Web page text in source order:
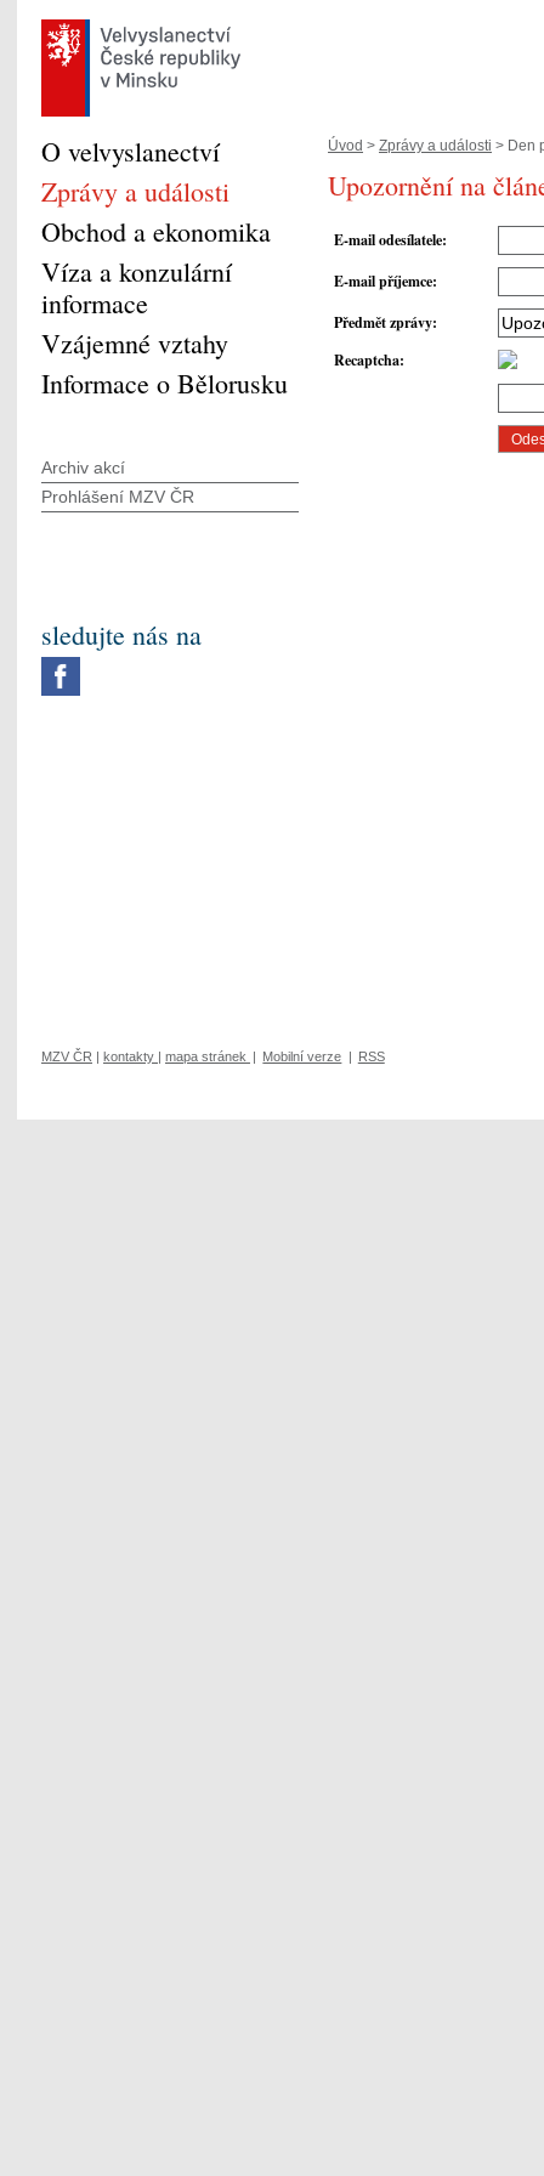
Úvod > Zprávy a události > Den
Upozornění na
E-mail odesílatele:
E-mail příjemce:
Předmět zprávy:
Recaptcha:
O velvyslanectví
Zprávy a události
Obchod a ekonomika
Víza a konzulární
informace
Vzájemné vztahy
Informace o Bělorusku
Archiv akcí
Prohlášení MZV ČR
sledujte nás na
MZV ČR | kontakty | mapa stránek | Mobilní verze | RSS